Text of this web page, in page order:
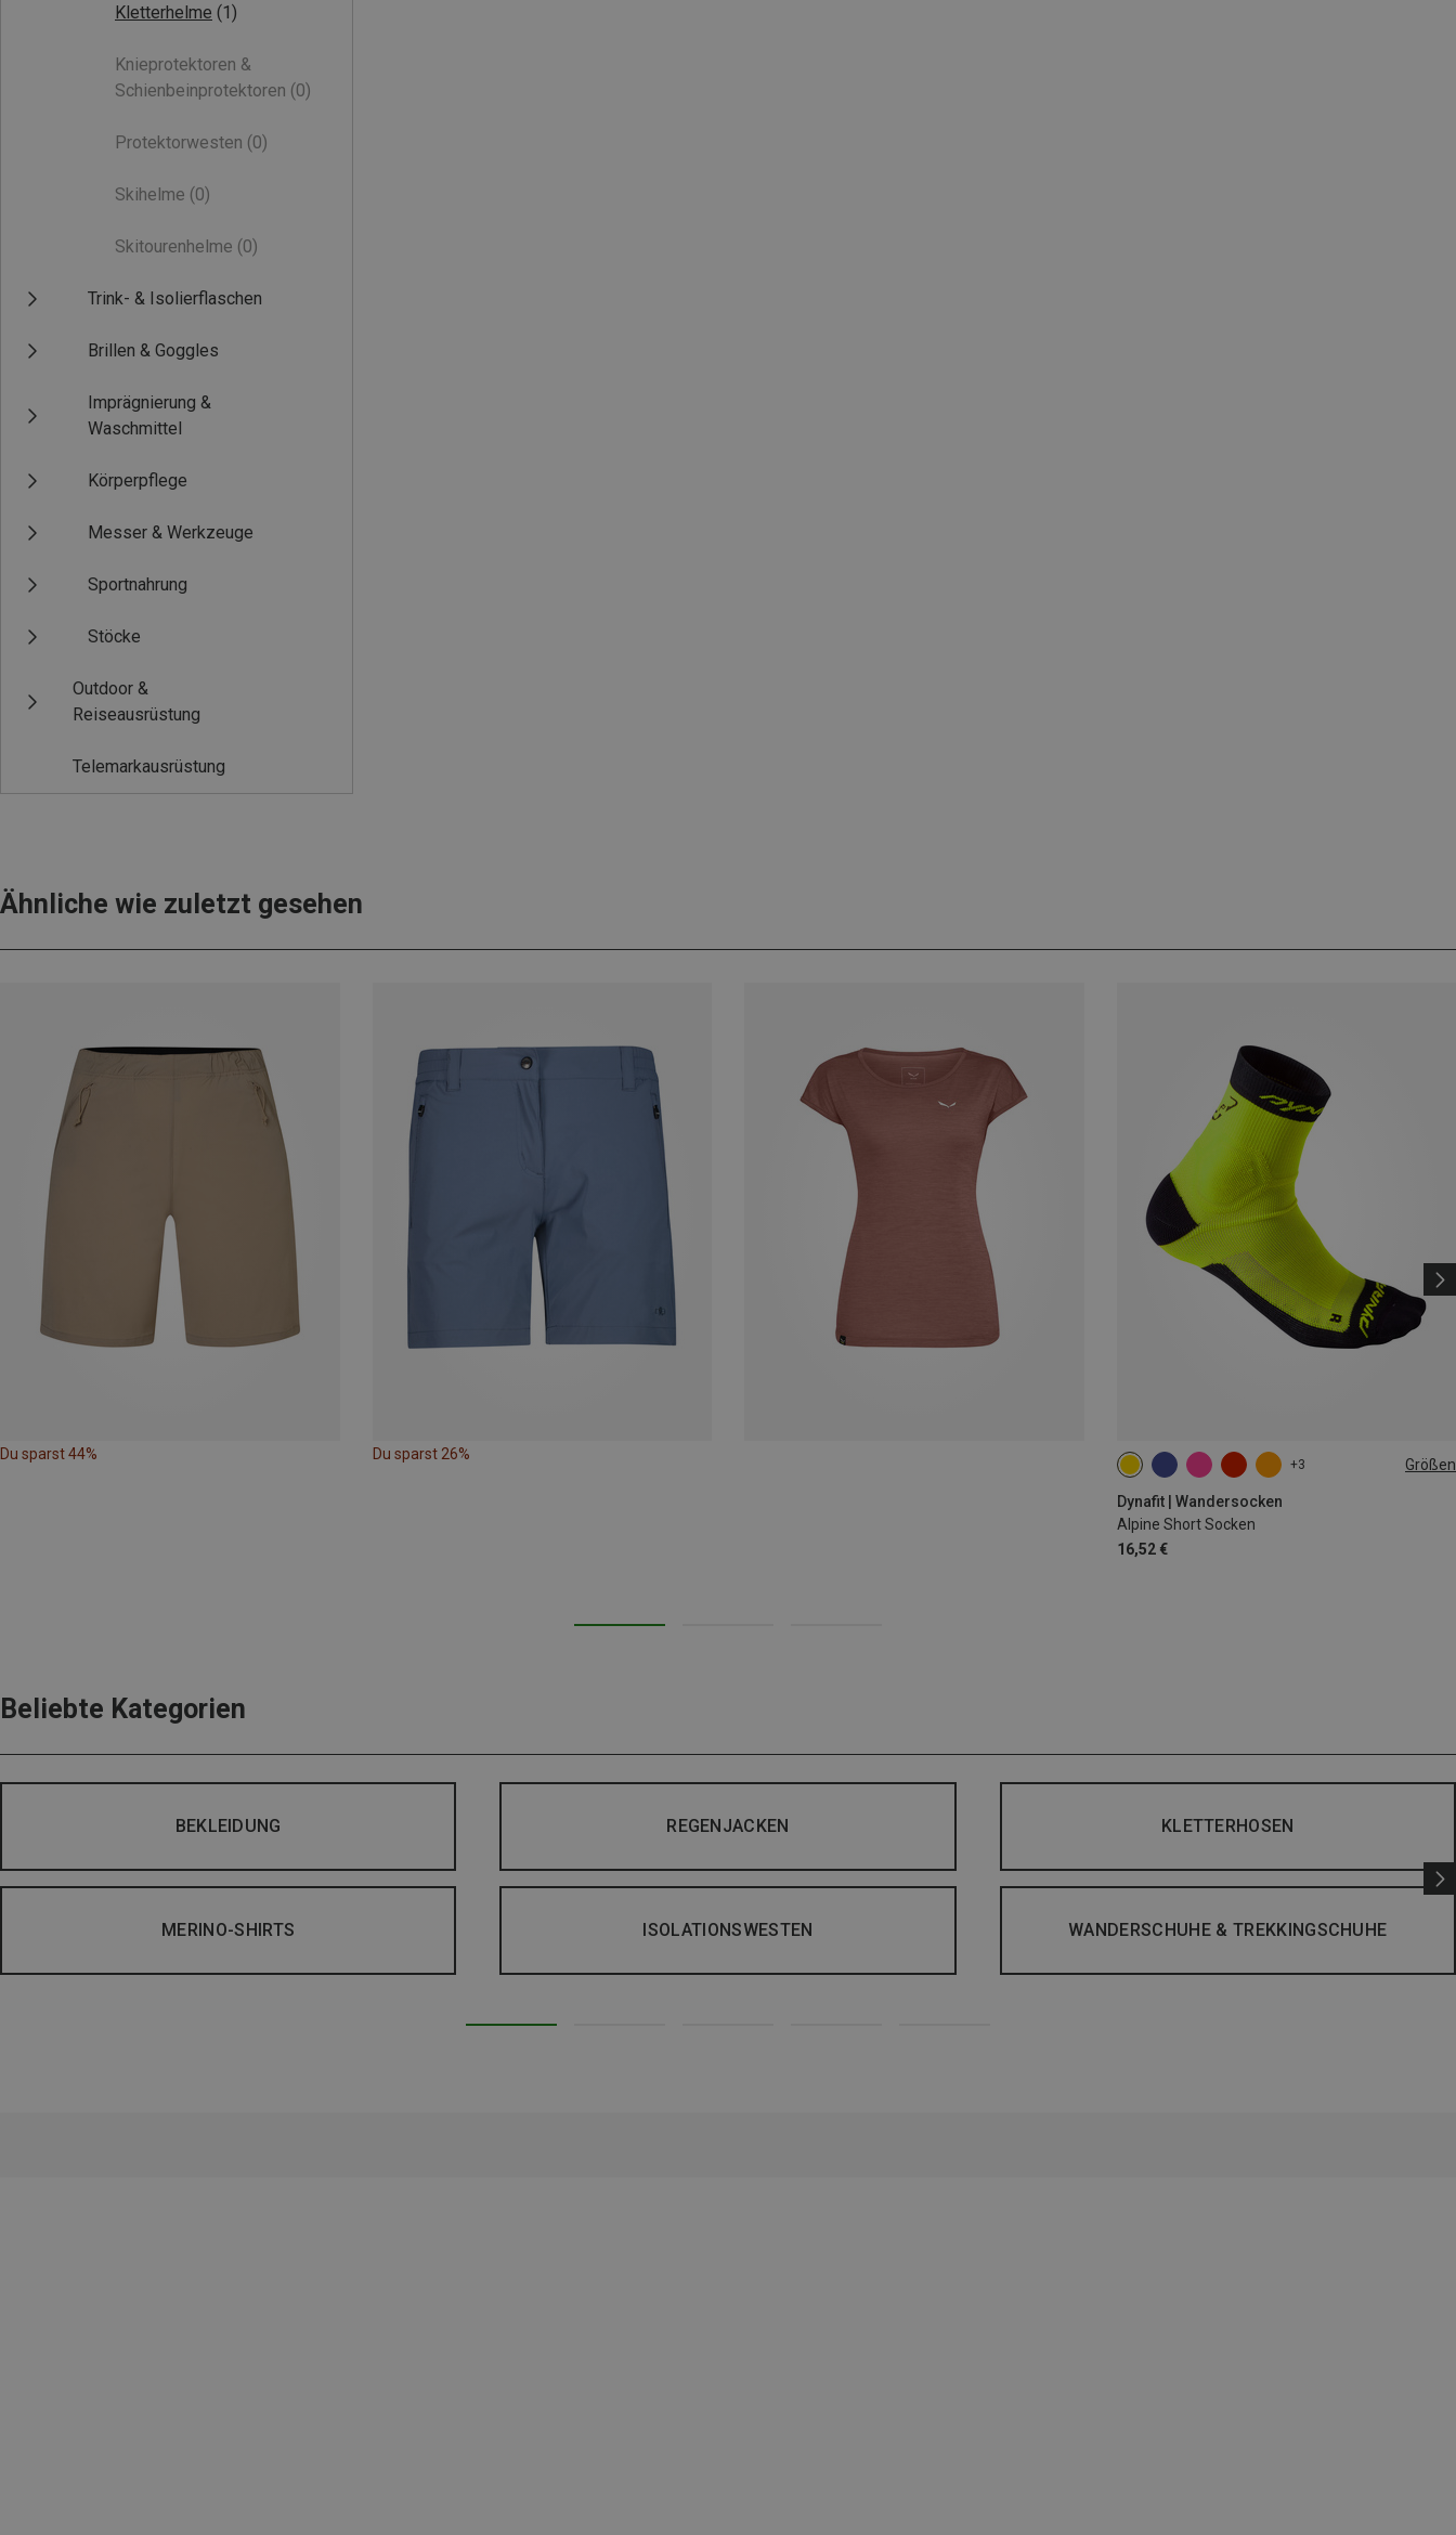
Kletterhelme (1)
Knieprotektoren &
Schienbeinprotektoren (0)
Protektorwesten (0)
Skihelme (0)
Skitourenhelme (0)
Trink- & Isolierflaschen
Brillen & Goggles
Imprägnierung &
Waschmittel
Körperpflege
Messer & Werkzeuge
Sportnahrung
Stöcke
Outdoor &
Reiseausrüstung
Telemarkausrüstung
Ähnliche wie zuletzt gesehen
Du sparst 44% Du sparst 26%
+3 Größen
Dynafit | Wandersocken
Alpine Short Socken
16,52 €
35|36|37|38 39|40|41|42
Beliebte Kategorien
BEKLEIDUNG REGENJACKEN KLETTERHOSEN
MERINO-SHIRTS ISOLATIONSWESTEN WANDERSCHUHE & TREKKINGSCHUHE